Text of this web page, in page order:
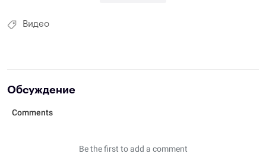
Видео
Обсуждение